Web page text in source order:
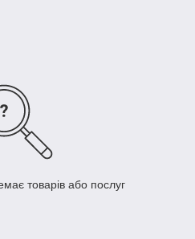
товарів або послуг